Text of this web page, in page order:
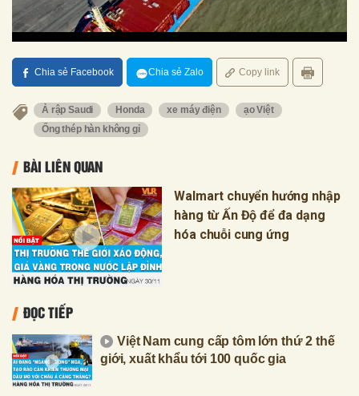
Chia sẻ Facebook Chia sẻ Zalo Copy link
Ả rập Saudi Honda xe máy điện
ạo Việt
Ống thép hàn không gỉ
BÀI LIÊN QUAN
Walmart chuyển hướng nhập
hàng từ Ấn Độ để đa dạng
hóa chuỗi cung ứng
ĐỌC TIẾP
Việt Nam cung cấp tôm lớn thứ 2 thế
giới, xuất khẩu tới 100 quốc gia